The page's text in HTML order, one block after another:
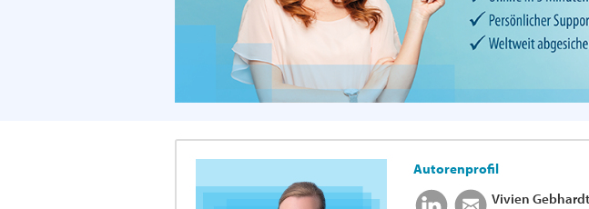
Autorenprofil
Vivien Gebhardt